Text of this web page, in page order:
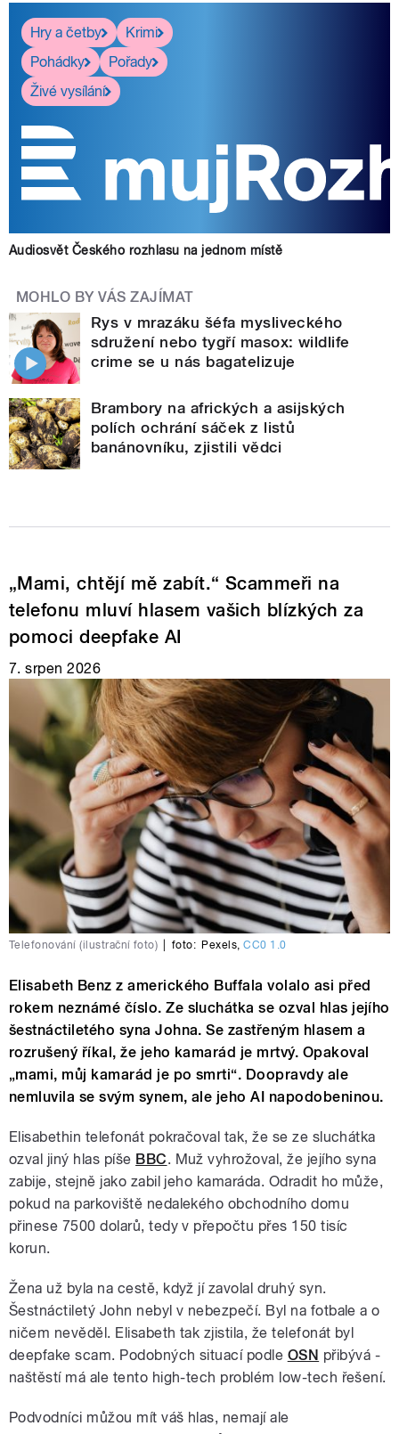
Hry a četby
Krimi
Pohádky
Pořady
Živé vysílání
Audiosvět Českého rozhlasu na jednom místě
MOHLO BY VÁS ZAJÍMAT
Rys v mrazáku šéfa mysliveckého
sdružení nebo tygří masox: wildlife
crime se u nás bagatelizuje
Brambory na afrických a asijských
polích ochrání sáček z listů
banánovníku, zjistili vědci
„Mami, chtějí mě zabít.“ Scammeři na
telefonu mluví hlasem vašich blízkých za
pomoci deepfake AI
7. srpen 2026
Telefonování (ilustrační foto) foto: Pexels ,CC0 1.0
Elisabeth Benz z amerického Buffala volalo asi před
rokem neznámé číslo. Ze sluchátka se ozval hlas jejího
šestnáctiletého syna Johna. Se zastřeným hlasem a
rozrušený říkal, že jeho kamarád je mrtvý. Opakoval
„mami, můj kamarád je po smrti“. Doopravdy ale
nemluvila se svým synem, ale jeho AI napodobeninou.
Elisabethin telefonát pokračoval tak, že se ze sluchátka
ozval jiný hlas píše BBC. Muž vyhrožoval, že jejího syna
zabije, stejně jako zabil jeho kamaráda. Odradit ho může,
pokud na parkoviště nedalekého obchodního domu
přinese 7500 dolarů, tedy v přepočtu přes 150 tisíc
korun.
Žena už byla na cestě, když jí zavolal druhý syn.
Šestnáctiletý John nebyl v nebezpečí. Byl na fotbale a o
ničem nevěděl. Elisabeth tak zjistila, že telefonát byl
deepfake scam. Podobných situací podle OSN přibývá -
naštěstí má ale tento high-tech problém low-tech řešení.
Podvodníci můžou mít váš hlas, nemají ale